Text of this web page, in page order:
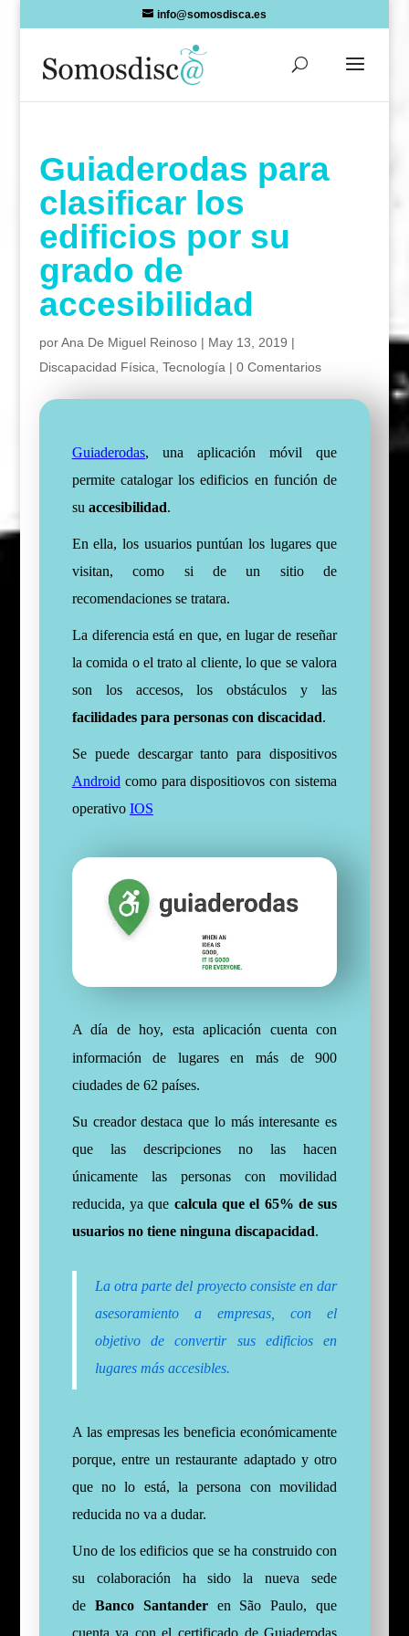
info@somosdisca.es
Guiaderodas para
clasificar los
edificios por su
grado de
accesibilidad
porAna De Miguel Reinoso| May 13, 2019 |
Discapacidad Física Tecnología | 0 Comentarios
Guiaderodas, una aplicación móvil que
permite catalogar los edificios en función de
su accesibilidad.
En ella, los usuarios puntúan los lugares que
visitan, como si de un sitio de
recomendaciones se tratara.
La diferencia está en que, en lugar de reseñar
la comida o el trato al cliente, lo que se valora
son los accesos, los obstáculos y las
facilidades para personas con discacidad.
Se puede descargar tanto para dispositivos
Android como para dispositiovos con sistema
operativo IOS
A día de hoy, esta aplicación cuenta con
información de lugares en más de 900
ciudades de 62 países.
Su creador destaca que lo más interesante es
que las descripciones no las hacen
únicamente las personas con movilidad
reducida, ya que calcula que el 65% de sus
usuarios no tiene ninguna discapacidad.
La otra parte del proyecto consiste en dar
asesoramiento a empresas, con el
objetivo de convertir sus edificios en
lugares más accesibles.
A las empresas les beneficia económicamente
porque, entre un restaurante adaptado y otro
que no lo está, la persona con movilidad
reducida no va a dudar.
Uno de los edificios que se ha construido con
su colaboración ha sido la nueva sede
de Banco Santanderen São Paulo, que
cuenta ya con el certificado de Guiaderodas